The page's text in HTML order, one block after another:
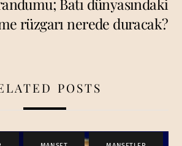
Batı dünyasındaki
rüzgarı nerede duracak?
POSTS